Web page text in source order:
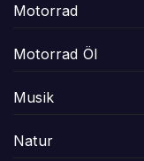
Motorrad
Motorrad Öl
Musik
Natur